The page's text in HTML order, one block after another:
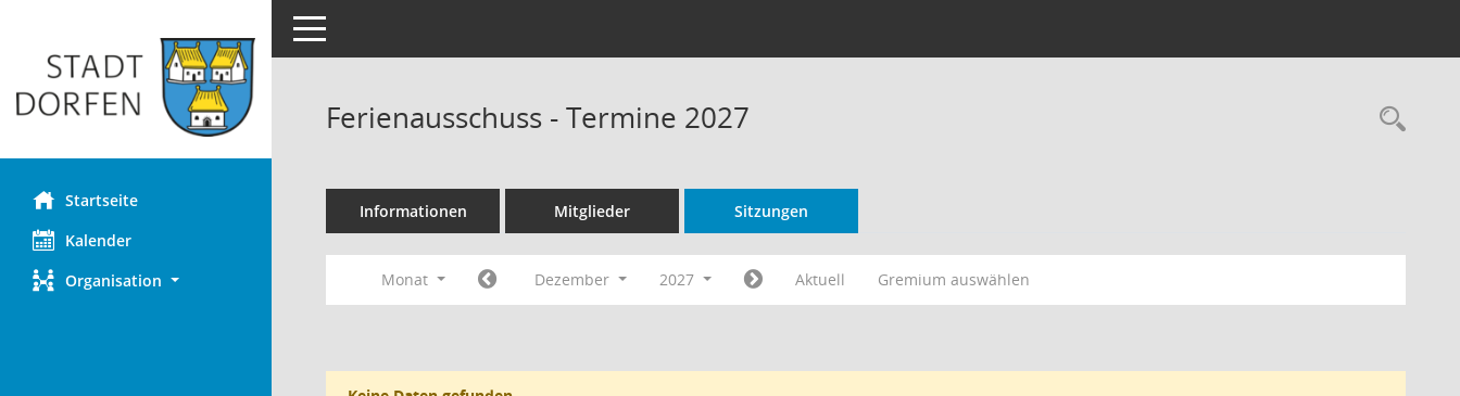
Startseite
Kalender
Organisation
Toggle navigation
Ferienausschuss - Termine 2027
Informationen Mitglieder Sitzungen
Monat Dezember 2027 Aktuell Gremium auswählen